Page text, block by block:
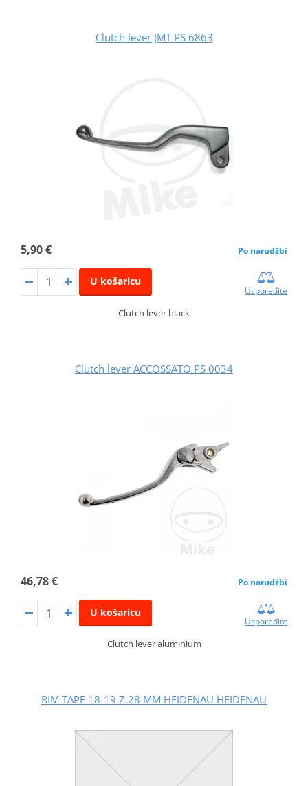
Clutch lever JMT PS 6863
5,90 € Po narudžbi
U košaricu
Usporedite
Clutch lever black
Clutch lever ACCOSSATO PS 0034
46,78 € Po narudžbi
U košaricu
Usporedite
Clutch lever aluminium
RIM TAPE 18-19 Z.28 MM HEIDENAU HEIDENAU